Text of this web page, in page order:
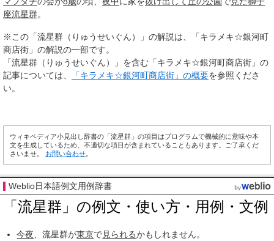
座流星群。
※この「流星群（りゅうせいぐん）」の解説は、「キラメキ☆銀河町
商店街」の解説の一部です。
「流星群（りゅうせいぐん）」を含む「キラメキ☆銀河町商店街」の
記事については、
「キラメキ☆銀河町商店街」の概要を参照くださ
い。
ウィキペディア小見出し辞書の「流星群」の項目はプログラムで機械的に意味や本
文を生成しているため、不適切な項目が含まれていることもあります。ご了承くだ
さいませ。 お問い合わせ
Weblio日本語例文用例辞書
「流星群」の例文・使い方・用例・文例
今夜 、流星群が東京で見られるかもしれません。